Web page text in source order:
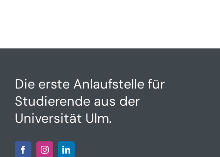
Die erste Anlaufstelle für
Studierende aus der
Universität Ulm.